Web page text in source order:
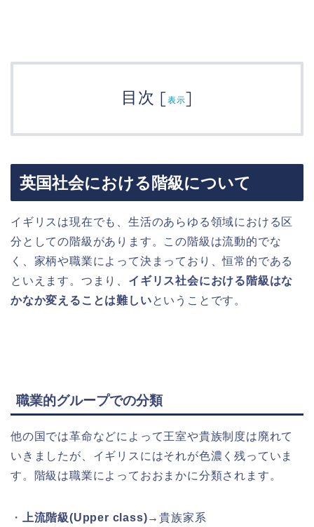
目次 [表示]
英国社会における階級について
イギリスは現在でも、生活のあらゆる領域における区
分としての階級があります。この階級は流動的でな
く、家柄や職業によって決まっており、恒常的である
といえます。つまり、 イギリス社会における階級はな
かなか変えることは難しいということです。
職業的グループでの分類
他の国では革命などによって王室や貴族制度は廃れて
いきましたが、イギリスにはそれが色濃く残っていま
す。階級は職業によっておおまかに分類されます。
・ 上流階級(Upper class)→貴族家系